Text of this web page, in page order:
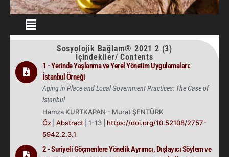
Sosyolojik Bağlam® 2021 2 (3)
İçindekiler/ Contents
1 - Yerinde Yaşlanma ve Yerel Yönetim Uygulamaları:
İstanbul Örneği
Aging in Place and Local Government Practices: The Case of
Istanbul
Hamza KURTKAPAN - Murat ŞENTÜRK
Öz
Abstract | 1-13 | https://doi.org/10.52108/2757-
5942.2.3.1
2 - Suriyeli Göçmenlere Yönelik Ayrımcı, Dışlayıcı Söylem ve